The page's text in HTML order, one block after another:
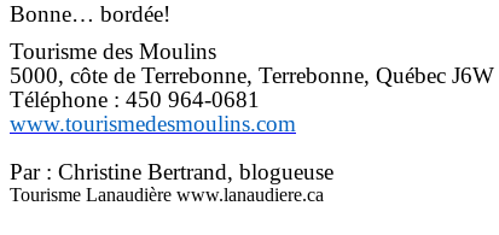
Bonne… bordée!
Tourisme des Moulins
5000, côte de Terrebonne, Terrebonne, Québec J6W
Téléphone : 450 964-0681
www.tourismedesmoulins.com
Par : Christine Bertrand, blogueuse
Tourisme Lanaudière www.lanaudiere.ca